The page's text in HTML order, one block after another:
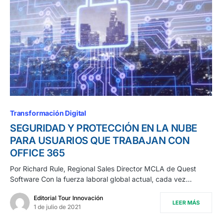
Transformación Digital
SEGURIDAD Y PROTECCIÓN EN LA NUBE
PARA USUARIOS QUE TRABAJAN CON
OFFICE 365
Por Richard Rule, Regional Sales Director MCLA de Quest
Software Con la fuerza laboral global actual, cada vez…
Editorial Tour Innovación
1 de julio de 2021
LEER MÁS